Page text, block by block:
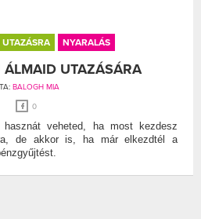
UTAZÁSRA NYARALÁS
ÁLMAID UTAZÁSÁRA
BALOGH MIA
0
veheted, ha most kezdesz
de akkor is, ha már elkezdtél a